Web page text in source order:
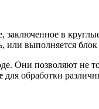
заключенное в
или выполняется блок
позволяют не
для обработки